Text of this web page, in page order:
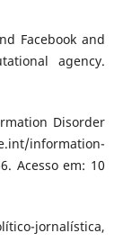
Facebook and
agency.
Disorder
information-
Acesso em: 10
jornalística,